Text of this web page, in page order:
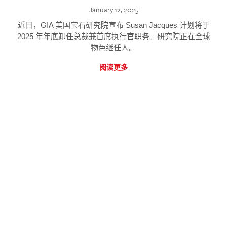
January 12, 2025
近日，GIA 美国宝石研究院宣布 Susan Jacques 计划将于
2025 年年底卸任总裁兼首席执行官职务。研究院正在全球
物色继任人。
阅读更多